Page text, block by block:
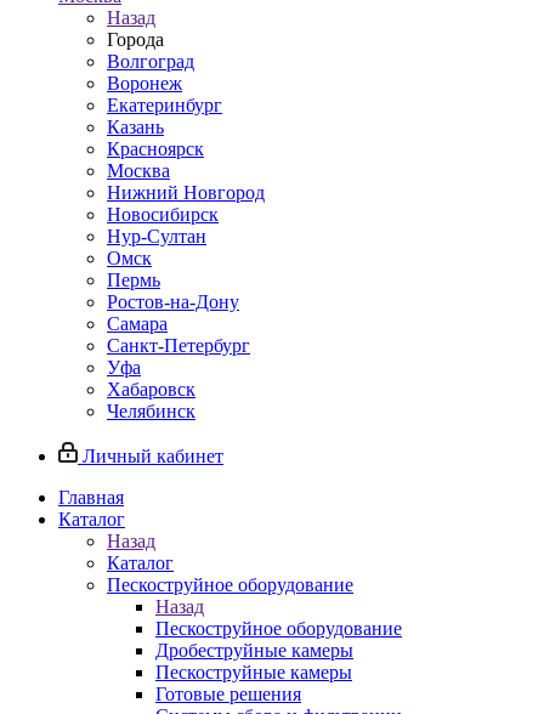
Назад
Города
Волгоград
Воронеж
Екатеринбург
Казань
Красноярск
Москва
Нижний Новгород
Новосибирск
Нур-Султан
Омск
Пермь
Ростов-на-Дону
Самара
Санкт-Петербург
Уфа
Хабаровск
Челябинск
Личный кабинет
Главная
Каталог
Назад
Каталог
Пескоструйное оборудование
Назад
Пескоструйное оборудование
Дробеструйные камеры
Пескоструйные камеры
Готовые решения